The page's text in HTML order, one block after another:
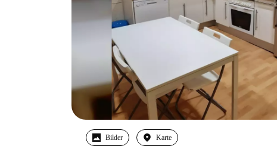
Bilder Karte